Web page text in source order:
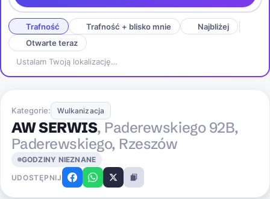
Trafność Trafność + blisko mnie
Najbliżej
Otwarte teraz
Ustalam Twoją lokalizację…
Kategorie: Wulkanizacja
AW SERWIS, Paderewskiego 92B,
Paderewskiego, Rzeszów
GODZINY NIEZNANE
UDOSTĘPNIJ